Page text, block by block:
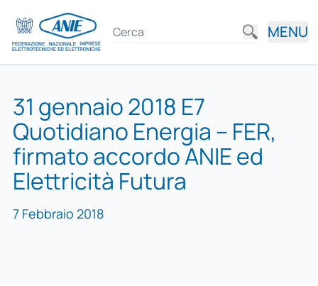
MENU
31 gennaio 2018 E7
Quotidiano Energia – FER,
firmato accordo ANIE ed
Elettricità Futura
7 Febbraio 2018